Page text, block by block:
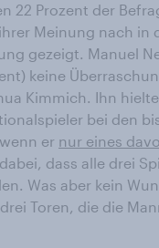
22 Prozent der
Meinung nach in
gezeigt. Manuel
keine
Kimmich. Ihn
bei den
er nur eines
dass alle drei
Was aber kein
Toren, die die